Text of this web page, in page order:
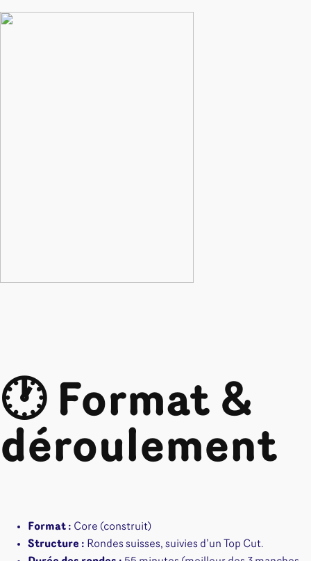
🕐 Format &
déroulement
Format : Core (construit)
Structure : Rondes suisses, suivies d’un Top Cut.